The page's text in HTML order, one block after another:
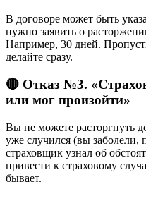
В договоре может быть
нужно заявить о
Например, 30 дней.
делайте сразу.
🔴 Отказ №3.
или мог произойти»
Вы не можете расторгнуть
уже случился (вы заболели,
страховщик узнал об
привести к страховому
бывает.